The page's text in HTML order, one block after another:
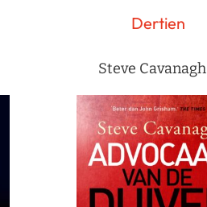
Dertien
Steve Cavanagh